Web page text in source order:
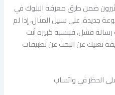
ضمن طرق معرفة البلوك في
جديدة. على سبيل المثال، إذا لم
فشل، فبنسبة كبيرة أنت
تغنيك عن البحث عن تطبيقات
الحظر في واتساب